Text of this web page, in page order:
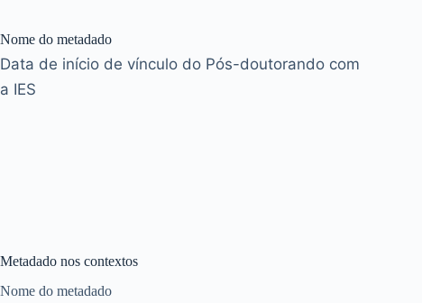
Nome do metadado
Data de início de vínculo do Pós-doutorando com
a IES
Metadado nos contextos
Nome do metadado